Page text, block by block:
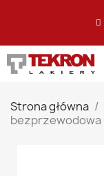
Strona główna
bezprzewodowa